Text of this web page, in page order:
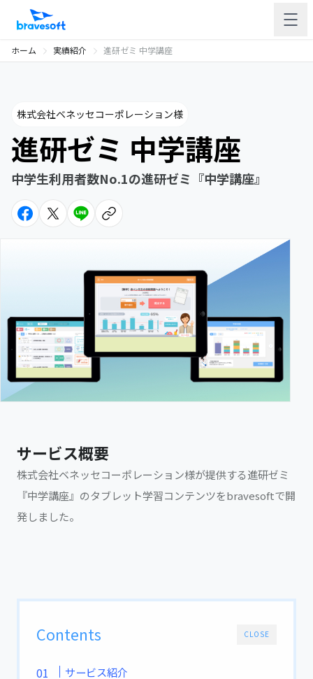
ホーム 実績紹介 進研ゼミ 中学講座
株式会社ベネッセコーポレーション様
進研ゼミ 中学講座
中学生利用者数No.1の進研ゼミ『中学講座』
サービス概要
株式会社ベネッセコーポレーション様が提供する進研ゼミ
『中学講座』のタブレット学習コンテンツをbravesoftで開
発しました。
CLOSE
Contents
サービス紹介